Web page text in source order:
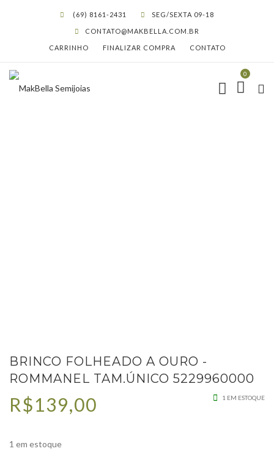
(69) 8161-2431 SEG/SEXTA 09-18
CONTATO@MAKBELLA.COM.BR
CARRINHO FINALIZAR COMPRA CONTATO
0
BRINCO FOLHEADO A OURO -
ROMMANEL TAM.ÚNICO 5229960000
1 EM ESTOQUE
R$139,00
1 em estoque